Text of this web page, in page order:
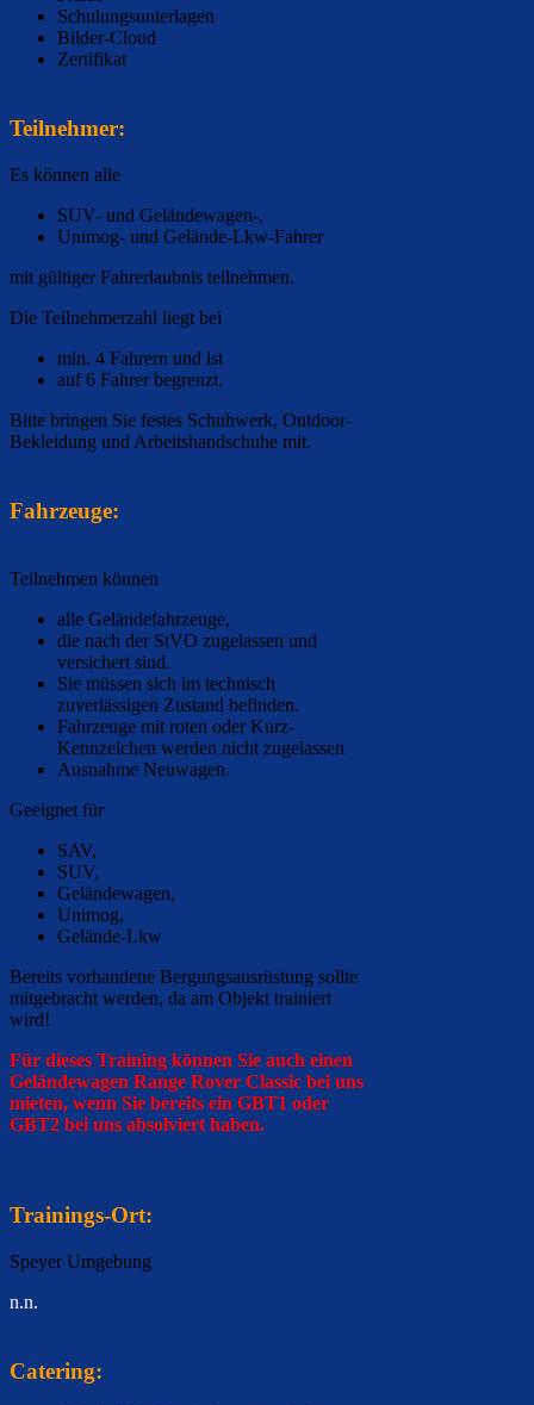
Schulungsunterlagen
Bilder-Cloud
Zertifikat
Teilnehmer:
Es können alle
SUV- und Geländewagen-,
Unimog- und Gelände-Lkw-Fahrer
mit gültiger Fahrerlaubnis teilnehmen.
Die Teilnehmerzahl liegt bei
min. 4 Fahrern und ist
auf 6 Fahrer begrenzt.
Bitte bringen Sie festes Schuhwerk, Outdoor-
Bekleidung und Arbeitshandschuhe mit.
Fahrzeuge:
Teilnehmen können
alle Geländefahrzeuge,
die nach der StVO zugelassen und
versichert sind.
Sie müssen sich im technisch
zuverlässigen Zustand befinden.
Fahrzeuge mit roten oder Kurz-
Kennzeichen werden nicht zugelassen
Ausnahme Neuwagen.
Geeignet für
SAV,
SUV,
Geländewagen,
Unimog,
Gelände-Lkw
Bereits vorhandene Bergungsausrüstung sollte
mitgebracht werden, da am Objekt trainiert
wird!
Für dieses Training können Sie auch einen
Geländewagen Range Rover Classic bei uns
mieten, wenn Sie bereits ein GBT1 oder
GBT2 bei uns absolviert haben.
Trainings-Ort:
Speyer Umgebung
n.n.
Catering: